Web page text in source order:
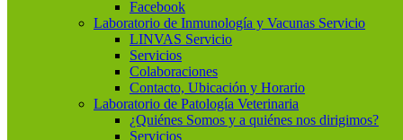
Facebook
Laboratorio de Inmunología y Vacunas Servicio
LINVAS Servicio
Servicios
Colaboraciones
Contacto, Ubicación y Horario
Laboratorio de Patología Veterinaria
¿Quiénes Somos y a quiénes nos dirigimos?
Servicios